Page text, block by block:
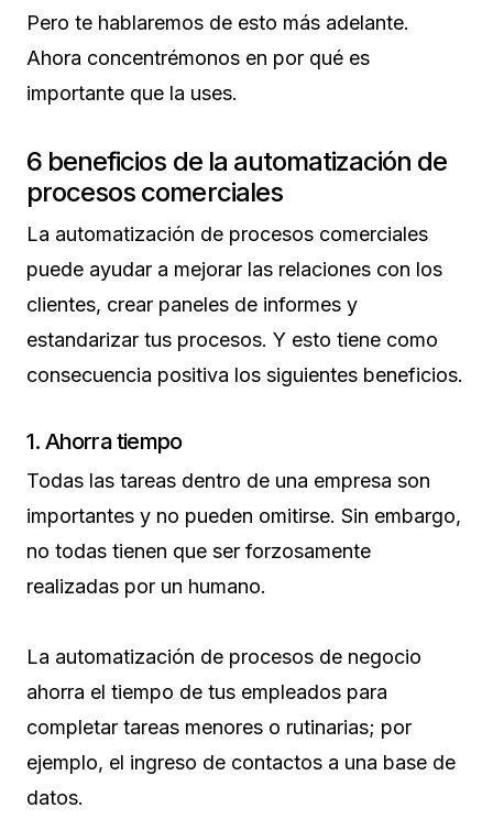
Pero te hablaremos de esto más adelante.
Ahora concentrémonos en por qué es
importante que la uses.
6 beneficios de la automatización de
procesos comerciales
La automatización de procesos comerciales
puede ayudar a mejorar las relaciones con los
clientes, crear paneles de informes y
estandarizar tus procesos. Y esto tiene como
consecuencia positiva los siguientes beneficios.
1. Ahorra tiempo
Todas las tareas dentro de una empresa son
importantes y no pueden omitirse. Sin embargo,
no todas tienen que ser forzosamente
realizadas por un humano.
La automatización de procesos de negocio
ahorra el tiempo de tus empleados para
completar tareas menores o rutinarias; por
ejemplo, el ingreso de contactos a una base de
datos.